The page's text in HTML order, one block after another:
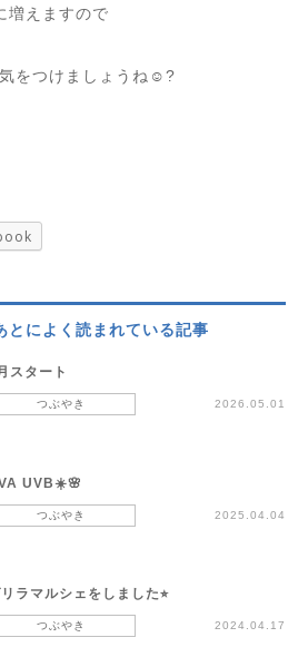
増えますので
をつけましょうね☺️?
とによく読まれている記事
スタート
つぶやき 2026.05.01
UVB☀️🌸
つぶやき 2025.04.04
ラマルシェをしました⭐︎
つぶやき 2024.04.17